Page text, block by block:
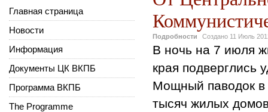
Подробности Создано 11 Июль
В ночь на 7 июля
края подверглись
Мощный паводок в
тысяч жилых
Главная страница
Новости
Информация
Документы ЦК ВКПБ
Программа ВКПБ
The Programme